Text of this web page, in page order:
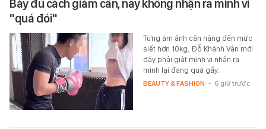
Bày đủ cách giảm cân, nay không nhận ra mình vì
"quá đói"
Từng ám ảnh cân nặng đến mức
siết hơn 10kg, Đỗ Khánh Vân mới
đây phải giật mình vì nhận ra
mình lại đang quá gầy.
BEAUTY & FASHION - 6 giờ trước